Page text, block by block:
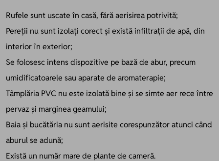
Rufele sunt uscate în casă, fără aerisirea potrivită;
Pereții nu sunt izolați corect și există infiltrații de apă, din
interior în exterior;
Se folosesc intens dispozitive pe bază de abur, precum
umidificatoarele sau aparate de aromaterapie;
Tâmplăria PVC nu este izolată bine și se simte aer rece între
pervaz și marginea geamului;
Baia și bucătăria nu sunt aerisite corespunzător atunci când
aburul se adună;
Există un număr mare de plante de cameră.